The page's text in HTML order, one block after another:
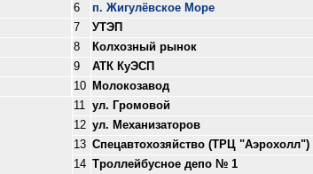
6
п. Жигулёвское Море
7
УТЭП
8
Колхозный рынок
9
АТК КуЭСП
10
Молокозавод
11
ул. Громовой
12 ул. Механизаторов
13 Спецавтохозяйство (ТРЦ "Аэрохолл")
14 Троллейбусное депо № 1